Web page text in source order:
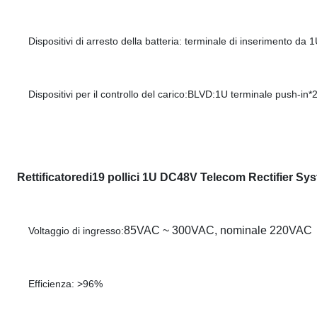
Dispositivi di arresto della batteria: terminale di inserimento da
Dispositivi per il controllo del carico:BLVD:1U terminale push-in*2
Rettificatoredi19 pollici 1U DC48V Telecom Rectifier
Voltaggio di ingresso:85VAC ~ 300VAC, nominale 220VAC
Efficienza: >96%